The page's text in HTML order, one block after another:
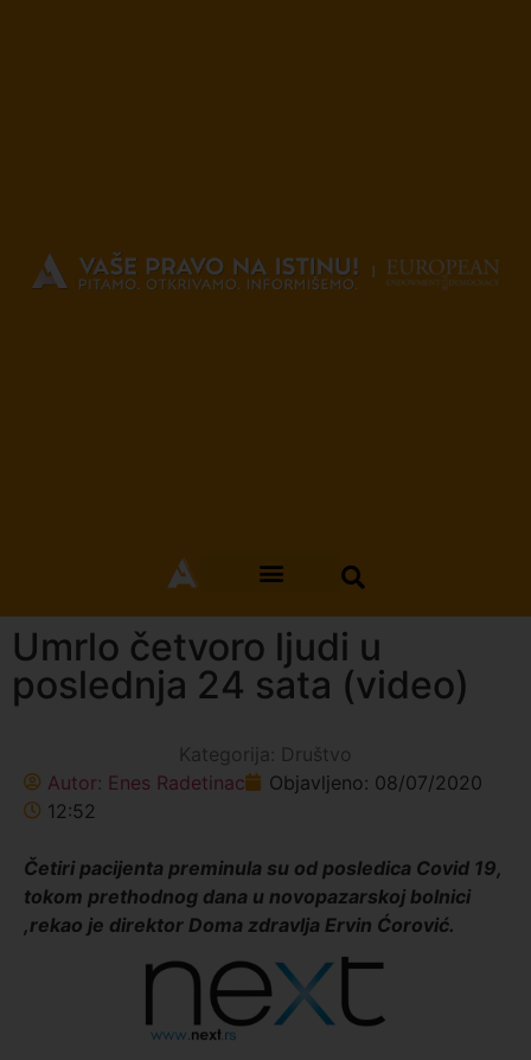
Umrlo četvoro ljudi u
poslednja 24 sata (video)
Kategorija: Društvo
Autor: Enes Radetinac Objavljeno: 08/07/2020
12:52
Četiri pacijenta preminula su od posledica Covid 19,
tokom prethodnog dana u novopazarskoj bolnici
,rekao je direktor Doma zdravlja Ervin Ćorović.